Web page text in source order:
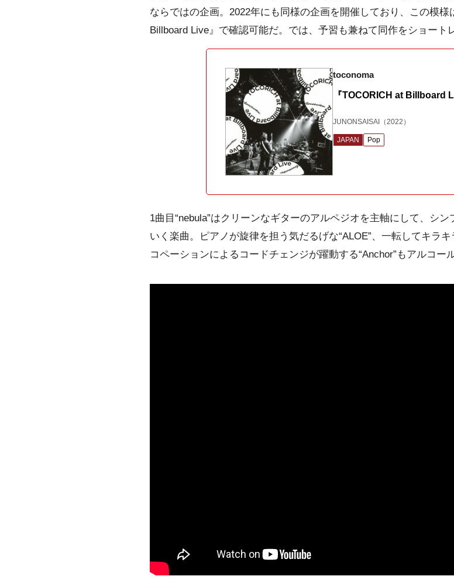
ならではの企画。2022年にも同様の企画を開催しており、この模
Billboard Live』で確認可能だ。では、予習も兼ねて同作をショート
toconoma
『TOCORICH at Billboard
JUNONSAISAI （2022）
JAPAN Pop
1曲目“nebula”はクリーンなギターのアルペジオを主軸にして、シ
いく楽曲。ピアノが旋律を担う気だるげな“ALOE”、一転してキラ
コペーションによるコードチェンジが躍動する“Anchor”もアルコー